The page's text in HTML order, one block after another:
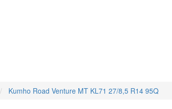
Kumho Road Venture MT KL71 27/8,5 R14 95Q